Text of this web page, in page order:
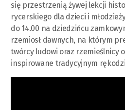
się przestrzenią żywej lekcji
rycerskiego dla dzieci i
do 14.00 na dziedzińcu
rzemiosł dawnych, na którym
twórcy ludowi oraz rzemieślnicy
inspirowane tradycyjnym